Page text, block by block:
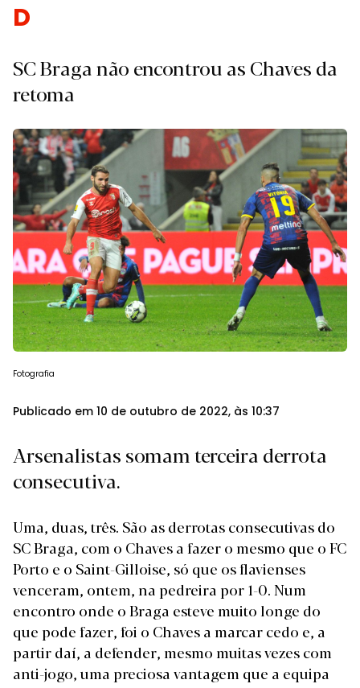
Desporto
SC Braga não encontrou as Chaves da
retoma
Fotografia
Publicado em 10 de outubro de 2022, às 10:37
Arsenalistas somam terceira derrota
consecutiva.
Uma, duas, três. São as derrotas consecutivas do
SC Braga, com o Chaves a fazer o mesmo que o FC
Porto e o Saint-Gilloise, só que os flavienses
venceram, ontem, na pedreira por 1-0. Num
encontro onde o Braga esteve muito longe do
que pode fazer, foi o Chaves a marcar cedo e, a
partir daí, a defender, mesmo muitas vezes com
anti-jogo, uma preciosa vantagem que a equipa